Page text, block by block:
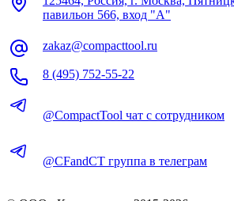
павильон 566, вход "А"
zakaz@compacttool.ru
8 (495) 752-55-22
@CompactTool чат с сотрудником
@CFandCT группа в телеграм